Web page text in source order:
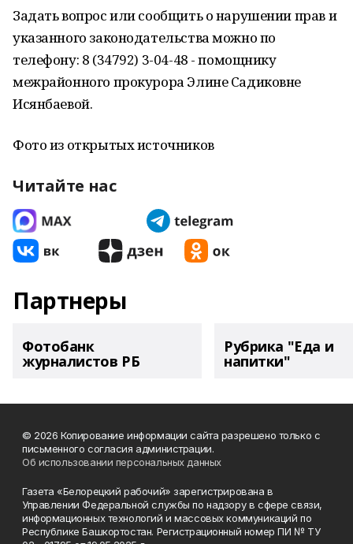
Задать вопрос или сообщить о нарушении прав и
указанного законодательства можно по
телефону: 8 (34792) 3-04-48 - помощнику
межрайонного прокурора Элине Садиковне
Исянбаевой.
Фото из открытых источников
Читайте нас
Партнеры
Фотобанк
журналистов РБ
Рубрика "Еда и
напитки"
© 2026 Копирование информации сайта разрешено только с
письменного согласия администрации.
Об использовании персональных данных
Газета «Белорецкий рабочий» зарегистрирована в
Управлении Федеральной службы по надзору в сфере связи,
информационных технологий и массовых коммуникаций по
Республике Башкортостан. Регистрационный номер ПИ № ТУ